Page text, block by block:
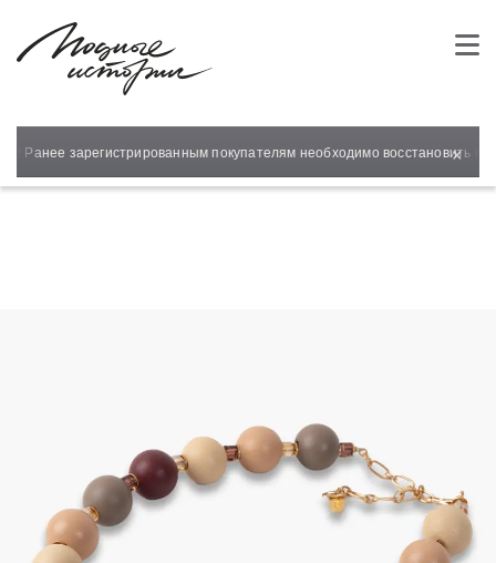
Ранее зарегистрированным покупателям необходимо восстановить
×